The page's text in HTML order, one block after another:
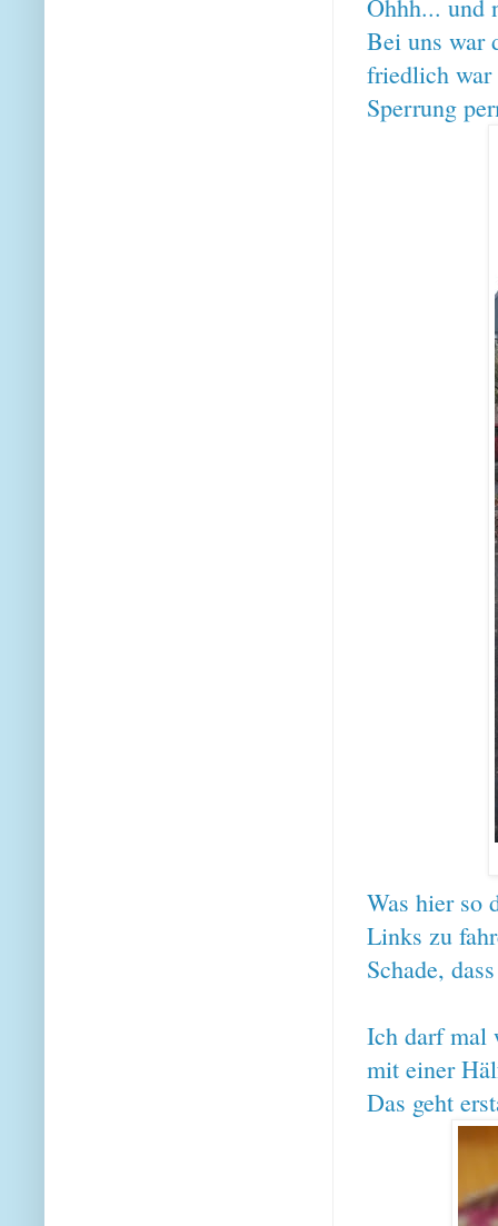
Ohhh... und
Bei uns war
friedlich war
Sperrung
Was hier so
Links zu
Schade,
Ich darf mal
mit einer
Das geht